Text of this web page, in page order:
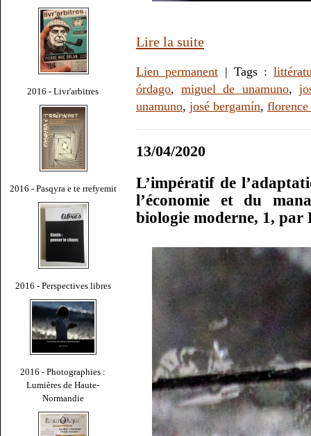
2016 - Livr'arbitres
2016 - Pasqyra e te rrefyemit
2016 - Perspectives libres
2016 - Photographies :
Lumières de Haute-
Normandie
Lire la suite
Lien permanent | Tags :
órdago,miguel de unamuno,
unamuno, josé bergamín, florence
13/04/2020
L’impératif de
l’économie et du
biologie moderne, 1, par